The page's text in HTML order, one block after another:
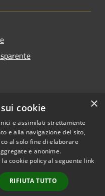
Copyright © 2026 • Comune di
Castellalto • Powered by
Municipium•
Accesso
redazione
×
cookie
e assimilati strettamente
e alla navigazione del sito,
al solo fine di elaborare
e anonime.
cookie policy al seguente link
RIFIUTA TUTTO